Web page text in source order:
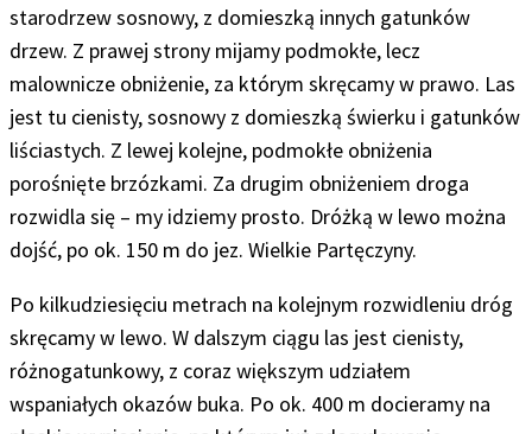
starodrzew sosnowy, z domieszką innych gatunków
drzew. Z prawej strony mijamy podmokłe, lecz
malownicze obniżenie, za którym skręcamy w prawo. Las
jest tu cienisty, sosnowy z domieszką świerku i gatunków
liściastych. Z lewej kolejne, podmokłe obniżenia
porośnięte brzózkami. Za drugim obniżeniem droga
rozwidla się – my idziemy prosto. Dróżką w lewo można
dojść, po ok. 150 m do jez. Wielkie Partęczyny.
Po kilkudziesięciu metrach na kolejnym rozwidleniu dróg
skręcamy w lewo. W dalszym ciągu las jest cienisty,
różnogatunkowy, z coraz większym udziałem
wspaniałych okazów buka. Po ok. 400 m docieramy na